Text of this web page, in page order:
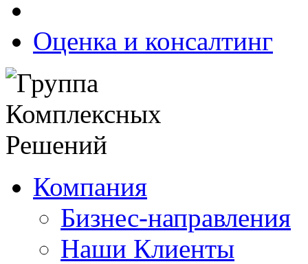
Оценка и консалтинг
Компания
Бизнес-направления
Наши Клиенты